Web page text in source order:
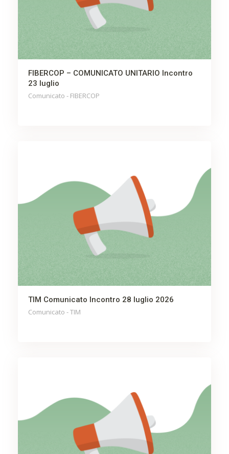
FIBERCOP – COMUNICATO UNITARIO Incontro
23 luglio
Comunicato - FIBERCOP
TIM Comunicato Incontro 28 luglio 2026
Comunicato - TIM